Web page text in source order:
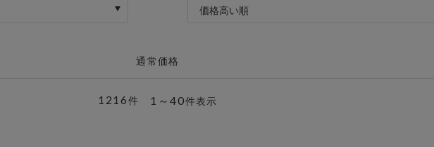
価格高い順
通常価格
1～40件表示
1216件